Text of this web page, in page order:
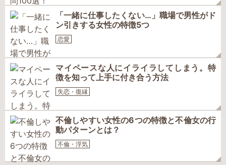
「一緒に仕事したくない…」職場で男性がド
ン引きする女性の特徴5つ
恋愛
マイペースな人にイライラしてしまう。特
徴を知って上手に付き合う方法
失恋・復縁
不倫しやすい女性の6つの特徴と不倫女の行
動パターンとは？
不倫・浮気